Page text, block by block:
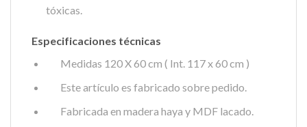
tóxicas.
Especificaciones técnicas
Medidas 120 X 60 cm ( Int. 117 x 60 cm )
Este artículo es fabricado sobre pedido.
Fabricada en madera haya y MDF lacado.